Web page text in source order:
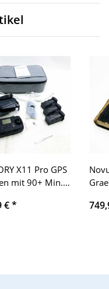
X11 Pro GPS
mit 90+ Min.
Erwachsene
Profis (3
€*